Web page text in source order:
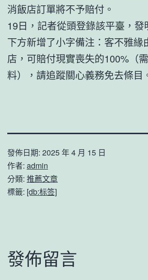
消飯店訂單將不予賠付。
19日，記者從頭登錄該平臺，發
下方新增了小字備注：客不雅緣
店，可賠付現實喪失的100%（
料），請追蹤關心義務免去條目
發佈日期: 2025 年 4 月 15 日
作者: admin
分類: 推薦文章
標籤: [db:标签]
發佈留言